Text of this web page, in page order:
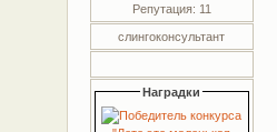
Репутация: 11
слингоконсультант
Наградки